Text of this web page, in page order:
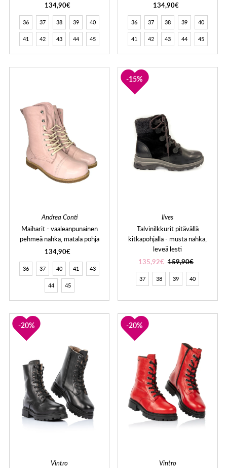
134,90€
36 37 38 39 40
41 42 43 44 45
134,90€
36 37 38 39 40
41 42 43 44 45
Andrea Conti
Maiharit - vaaleanpunainen
pehmeä nahka, matala pohja
134,90€
36 37 40 41 43
44 45
15%
Ilves
Talvinilkkurit pitävällä
kitkapohjalla - musta nahka,
leveä lesti
135,92€ 159,90€
37 38 39 40
20%
Vintro
20%
Vintro